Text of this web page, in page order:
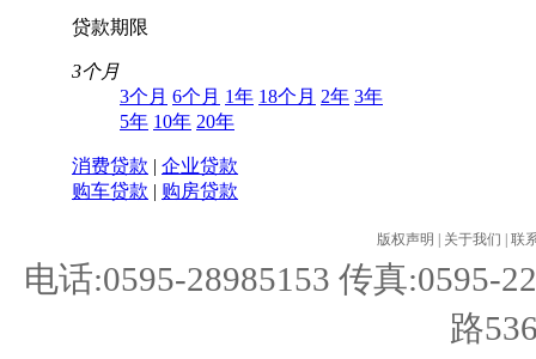
贷款期限
3个月
3个月 6个月 1年 18个月 2年 3年
5年 10年 20年
消费贷款 | 企业贷款
购车贷款 | 购房贷款
版权声明 | 关于我们 | 联
电话:0595-28985153 传真:0595-
路